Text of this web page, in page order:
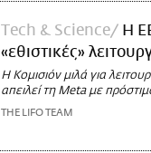
Τech & Science
Η
«εθιστικές»
Η Κομισιόν μιλά για
απειλεί τη Meta με
THE LIFO TEAM